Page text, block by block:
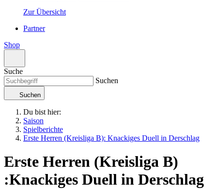
Zur Übersicht
Partner
Shop
Suche
Suchen
Suchen
Du bist hier:
Saison
Spielberichte
Erste Herren (Kreisliga B): Knackiges Duell in Derschlag
Erste Herren (Kreisliga B)
:Knackiges Duell in Derschlag